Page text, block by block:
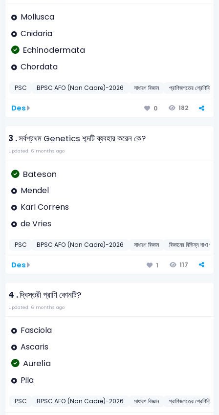
Mollusca
Cnidaria
Echinodermata
Chordata
PSC BPSC AFO (Non Cadre)-2026 সাধারণ বিজ্ঞান প্রাণিজগতের
Des 0 182
3 .সর্বপ্রথম Genetics শব্দটি ব্যবহার করেন কে?
Updated: 6 months ago
Bateson
Mendel
Karl Correns
de Vries
PSC BPSC AFO (Non Cadre)-2026 সাধারণ বিজ্ঞান বিজ্ঞানের বিভিন্ন
Des 1 117
4 .দ্বিস্তরী প্রাণি কোনটি?
Updated: 6 months ago
Fasciola
Ascaris
Aurelia
Pila
PSC BPSC AFO (Non Cadre)-2026 সাধারণ বিজ্ঞান প্রাণিজগতের